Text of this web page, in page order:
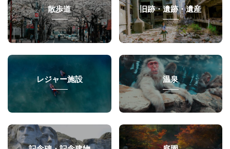
散歩道 旧跡・遺跡・遺産
レジャー施設 温泉